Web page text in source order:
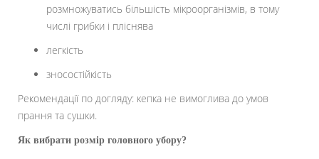
розмножуватись більшість мікроорганізмів, в тому
числі грибки і пліснява
легкість
зносостійкість
Рекомендації по догляду: кепка не вимоглива до умов
прання та сушки.
Як вибрати розмір головного убору?